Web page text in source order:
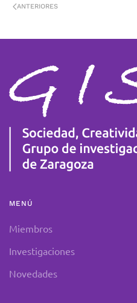
ANTERIORES
MENÚ
Miembros
Investigaciones
Novedades